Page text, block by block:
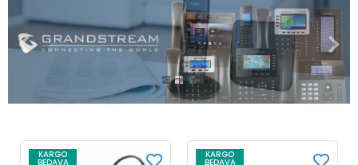
KARGO
BEDAVA
KARGO
BEDAVA